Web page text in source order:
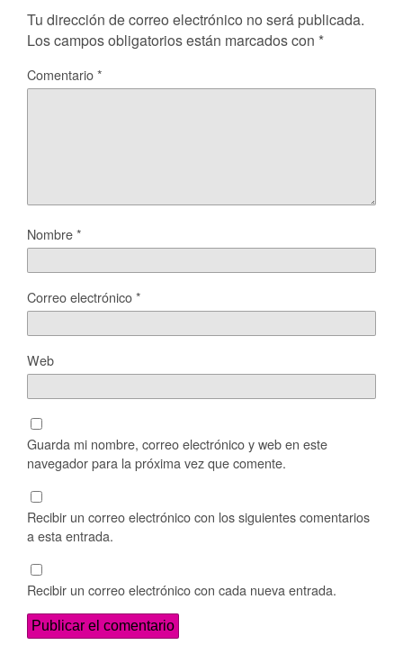
Tu dirección de correo electrónico no será publicada.
Los campos obligatorios están marcados con *
Comentario*
Nombre*
Correo electrónico*
Web
Guarda mi nombre, correo electrónico y web en este
navegador para la próxima vez que comente.
Recibir un correo electrónico con los siguientes comentarios
a esta entrada.
Recibir un correo electrónico con cada nueva entrada.